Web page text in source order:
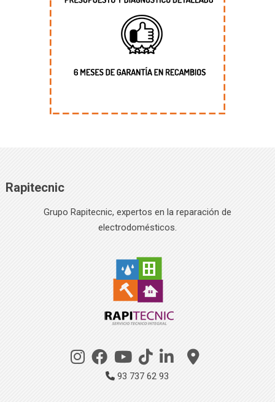
Rapitecnic
Grupo Rapitecnic, expertos en la reparación de
electrodomésticos.
93 737 62 93